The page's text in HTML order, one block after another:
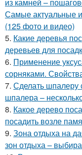
Самые актуальные
(125 фото и видео)
5. Какие деревья
деревьев для
6. Применение
сорняками.
7. Сделать шпалеру
шпалера –
8. Какое дерево
посадить возле
9. Зона отдыха на
зон отдыха –